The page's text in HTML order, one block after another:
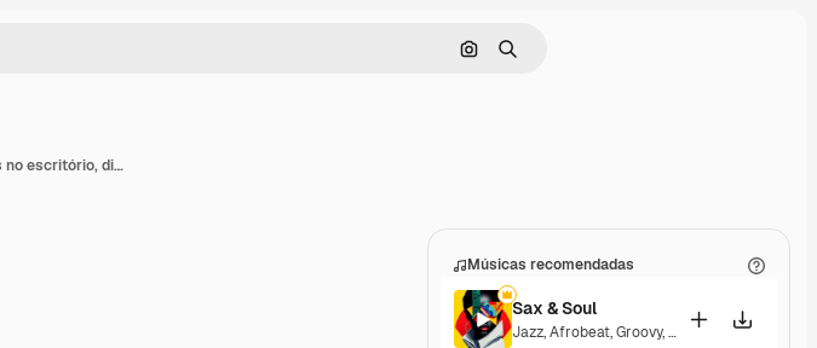
Pesquisar por imagem
Buscar
Músicas recomendadas
Sax & Soul
Jazz,Afrobeat,Groovy,Upbeat
Vídeo vertical: Funcionário africano trabalhando horas extras no escritório, discutindo tarde da noite.